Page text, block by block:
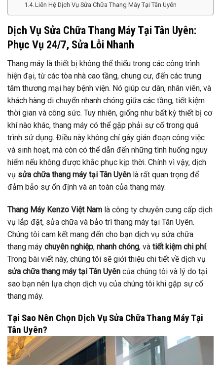
Liên Hệ Dịch Vụ Sửa Chữa Thang Máy Tại Tân Uyên
Dịch Vụ Sửa Chữa Thang Máy Tại Tân Uyên:
Phục Vụ 24/7, Sửa Lỗi Nhanh
Thang máy là thiết bị không thể thiếu trong các công trình
hiện đại, từ các tòa nhà cao tầng, chung cư, đến các trung
tâm thương mại hay bệnh viện. Nó giúp cư dân, nhân viên, và
khách hàng di chuyển nhanh chóng giữa các tầng, tiết kiệm
thời gian và công sức. Tuy nhiên, giống như bất kỳ thiết bị cơ
khí nào khác, thang máy có thể gặp phải sự cố trong quá
trình sử dụng. Điều này không chỉ gây gián đoạn công việc
và sinh hoạt, mà còn có thể dẫn đến những tình huống nguy
hiểm nếu không được khắc phục kịp thời. Chính vì vậy, dịch
vụ sửa chữa thang máy tại Tân Uyên là rất quan trọng để
đảm bảo sự ổn định và an toàn của thang máy.
Thang Máy Kenzo Việt Nam là công ty chuyên cung cấp dịch
vụ lắp đặt, sửa chữa và bảo trì thang máy tại Tân Uyên.
Chúng tôi cam kết mang đến cho bạn dịch vụ sửa chữa
thang máy chuyên nghiệp, nhanh chóng, và tiết kiệm chi phí.
Trong bài viết này, chúng tôi sẽ giới thiệu chi tiết về dịch vụ
sửa chữa thang máy tại Tân Uyên của chúng tôi và lý do tại
sao bạn nên lựa chọn dịch vụ của chúng tôi khi gặp sự cố
thang máy.
Tại Sao Nên Chọn Dịch Vụ Sửa Chữa Thang Máy Tại
Tân Uyên?